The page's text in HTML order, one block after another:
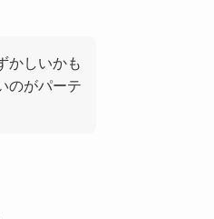
かしいかも
のがパーテ